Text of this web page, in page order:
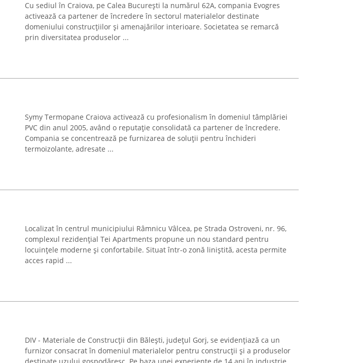
Cu sediul în Craiova, pe Calea București la numărul 62A, compania Evogres
activează ca partener de încredere în sectorul materialelor destinate
domeniului construcțiilor și amenajărilor interioare. Societatea se remarcă
prin diversitatea produselor ...
Symy Termopane Craiova activează cu profesionalism în domeniul tâmplăriei
PVC din anul 2005, având o reputație consolidată ca partener de încredere.
Compania se concentrează pe furnizarea de soluții pentru închideri
termoizolante, adresate ...
Localizat în centrul municipiului Râmnicu Vâlcea, pe Strada Ostroveni, nr. 96,
complexul rezidențial Tei Apartments propune un nou standard pentru
locuințele moderne și confortabile. Situat într-o zonă liniștită, acesta permite
acces rapid ...
DIV - Materiale de Construcții din Bălești, județul Gorj, se evidențiază ca un
furnizor consacrat în domeniul materialelor pentru construcții și a produselor